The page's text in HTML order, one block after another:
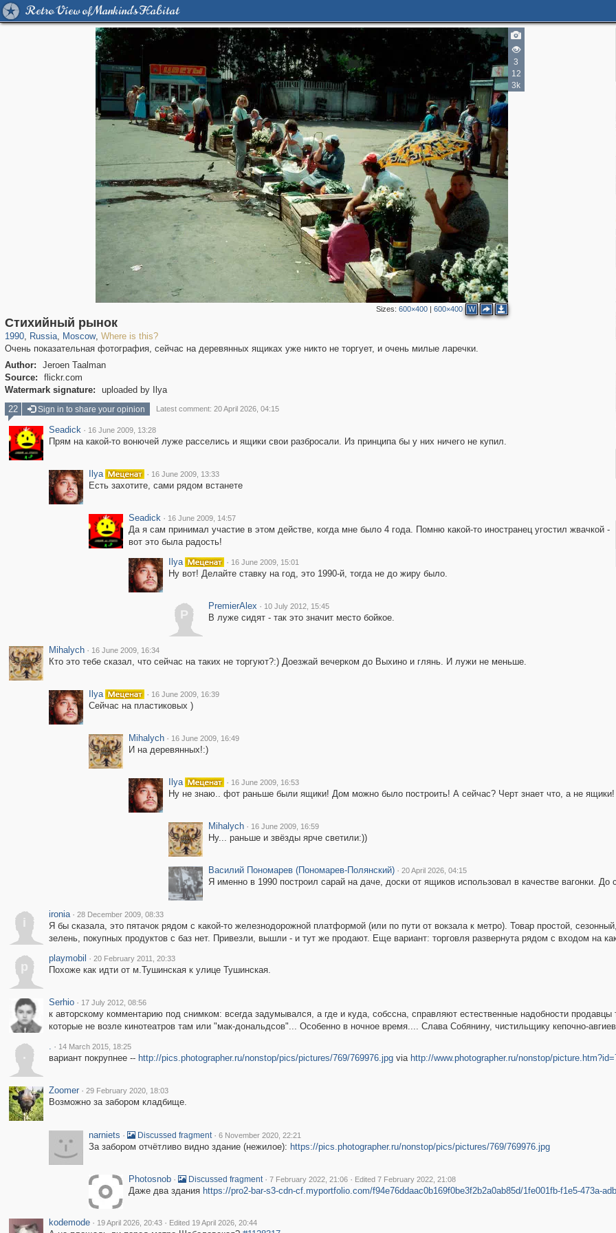
Retro View of Mankind's Habitat
3
12
3k
Sizes: 600×400| 600×400 W
Стихийный рынок
1990, Russia
1,406,840 29,243
, Moscow
319,864 8,286
, Where is this?
Очень показательная фотография, сейчас на деревянных ящиках уже никто не торгует, и очень милые ларечки.
Author:
Jeroen Taalman
Source:
flickr.com
Watermark signature:
uploaded by Ilya
22 Sign in to share your opinion Latest comment: 20 April 2026, 04:15
Seadick · 16 June 2009, 13:28
Прям на какой-то вонючей луже расселись и ящики свои разбросали. Из принципа бы у них ничего не купил.
Ilya · 16 June 2009, 13:33
Есть захотите, сами рядом встанете
Seadick · 16 June 2009, 14:57
Да я сам принимал участие в этом действе, когда мне было 4 года. Помню какой-то иностранец угостил жвачкой -
вот это была радость!
Ilya
· 16 June 2009, 15:01
Ну вот! Делайте ставку на год, это 1990-й, тогда не до жиру было.
P
PremierAlex · 10 July 2012, 15:45
В луже сидят - так это значит место бойкое.
Mihalych · 16 June 2009, 16:34
Кто это тебе сказал, что сейчас на таких не торгуют?:) Доезжай вечерком до Выхино и глянь. И лужи не меньше.
Ilya · 16 June 2009, 16:39
Сейчас на пластиковых )
Mihalych · 16 June 2009, 16:49
И на деревянных!:)
Ilya · 16 June 2009, 16:53
Ну не знаю.. фот раньше были ящики! Дом можно было построить! А сейчас? Черт знает что, а не ящики!
Mihalych · 16 June 2009, 16:59
Ну... раньше и звёзды ярче светили:))
Василий Пономарев (Пономарев-Полянский) · 20 April 2026, 04:15
Я именно в 1990 построил сарай на даче, доски от ящиков использовал в качестве вагонки. До
i
ironia · 28 December 2009, 08:33
Я бы сказала, это пятачок рядом с какой-то железнодорожной платформой (или по пути от вокзала к метро). Товар простой,
зелень, покупных продуктов с баз нет. Привезли, вышли - и тут же продают. Еще вариант: торговля развернута рядом с входом на
p
playmobil · 20 February 2011, 20:33
Похоже как идти от м.Тушинская к улице Тушинская.
Serhio · 17 July 2012, 08:56
к авторскому комментарию под снимком: всегда задумывался, а где и куда, собссна, справляют естественные надобности
которые не возле кинотеатров там или "мак-дональдсов"... Особенно в ночное время.... Слава Собянину, чистильщику кепочно-
.
. · 14 March 2015, 18:25
вариант покрупнее -- http://pics.photographer.ru/nonstop/pics/pictures/769/769976.jpgvia http://www.photographer.ru/nonstop/
Zoomer · 29 February 2020, 18:03
Возможно за забором кладбище.
narniets · Discussed fragment · 6 November 2020, 22:21
За забором отчётливо видно здание (нежилое): https://pics.photographer.ru/nonstop/pics/pictures/769/769976.jpg
Photosnob · Discussed fragment · 7 February 2022, 21:06 · Edited 7 February 2022, 21:08
Даже два здания https://pro2-bar-s3-cdn-cf.myportfolio.com/f94e76ddaac0b169f0be3f2b2a0ab85d/1fe001fb-f1e5-473a-
kodemode · 19 April 2026, 20:43 · Edited 19 April 2026, 20:44